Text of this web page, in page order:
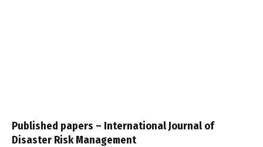
Published papers – International Journal of
Disaster Risk Management